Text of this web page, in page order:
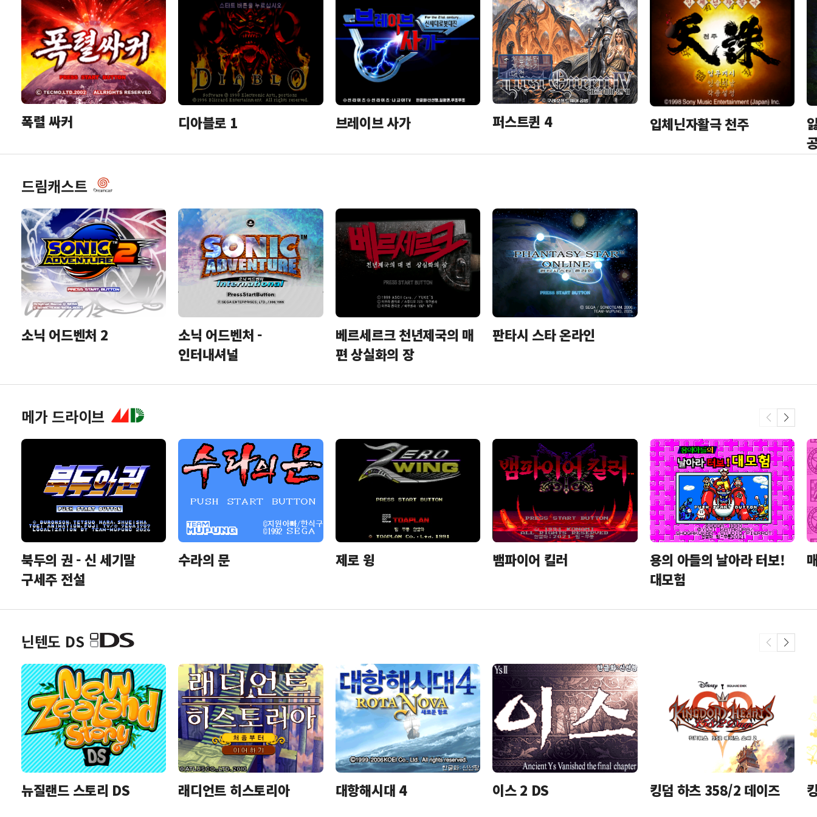
폭렬 싸커 디아블로 1 브레이브 사가 퍼스트퀸 4 입체닌자활극 천주
드림캐스트
소닉 어드벤처 2
소닉 어드벤처 -
인터내셔널
베르세르크 천년제국의 매
편 상실화의 장
판타시 스타 온라인
메가 드라이브
북두의 권 - 신 세기말
구세주 전설
수라의 문 제로 윙 뱀파이어 킬러
용의 아들의 날아라 터보!
대모험
닌텐도 DS
뉴질랜드 스토리 DS 래디언트 히스토리아 대항해시대 4 이스 2 DS 킹덤 하츠 358/2 데이즈